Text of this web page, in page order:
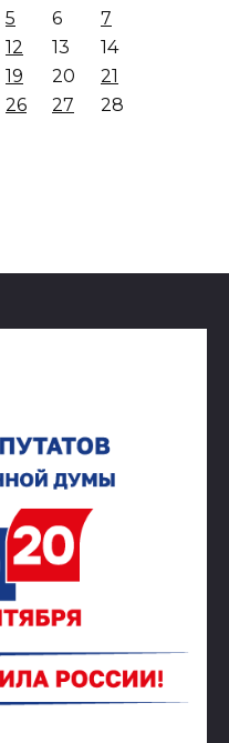
5 6
7
12 13
14
19 20
21
26 27
28